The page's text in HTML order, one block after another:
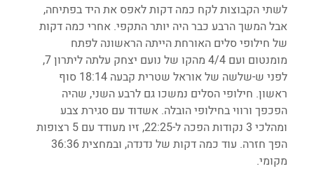
לשתי הקבוצות לקח כמה דקות לאפס את היד בפתיחה,
אבל המשך הרבע כבר היה יותר התקפי. אחרי כמה דקות
של חילופי סלים האורחת הייתה הראשונה לפתח
מומנטום ועם 4/4 מהקו של נועם יצחק עלתה ליתרון 7,
לפני ש-שלשה של אוראל שטרית קבעה 18:14 סוף
ראשון. חילופי הסלים נמשכו גם לרבע השני, שהיה
הפכפך ורווי בחילופי הובלה. אשדוד עם סגירת צבע
ומהלכי 3 נקודות הפכה ל-22:25, זיו מעודד עם 5 רצופות
מקומי.